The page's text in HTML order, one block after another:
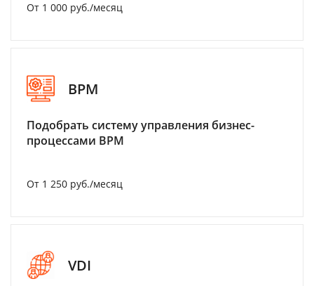
От 1 000 руб./месяц
BPM
Подобрать систему управления бизнес-
процессами BPM
От 1 250 руб./месяц
VDI